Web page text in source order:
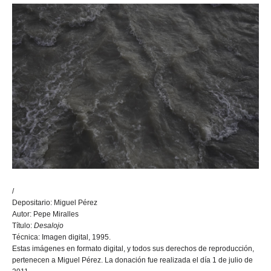
/
Depositario: Miguel Pérez
Autor: Pepe Miralles
Título: Desalojo
Técnica: Imagen digital, 1995.
Estas imágenes en formato digital, y todos sus derechos de reproducción,
pertenecen a Miguel Pérez. La donación fue realizada el día 1 de julio de